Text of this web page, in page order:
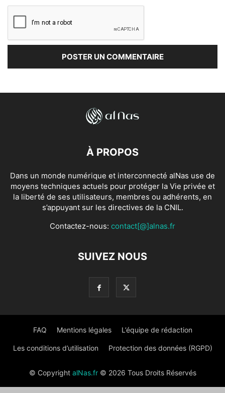
À PROPOS
Dans un monde numérique et interconnecté alNas use de
moyens techniques actuels pour protéger la Vie privée et
la liberté de ses utilisateurs, membres ou adhérents, en
s’appuyant sur les directives de la CNIL.
Contactez-nous: contact[@]alnas.fr
SUIVEZ NOUS
FAQ Mentions légales L’équipe de rédaction
Les conditions d’utilisation Protection des données (RGPD)
© Copyright alNas.fr© 2026 Tous Droits Réservés